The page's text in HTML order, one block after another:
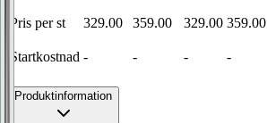
Pris per st 329.00 359.00 329.00 359.00
Startkostnad - - - -
Produktinformation